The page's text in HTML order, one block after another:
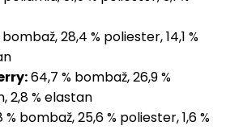
bombaž, 28,4 % poliester, 14,1 %
64,7 % bombaž, 26,9 %
2,8 % elastan
% bombaž, 25,6 % poliester, 1,6 %